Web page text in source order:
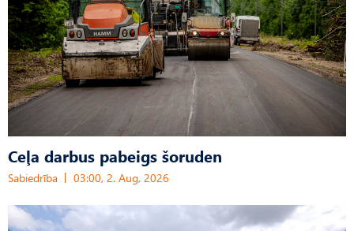
Ceļa darbus pabeigs šoruden
Sabiedrība 03:00, 2. Aug, 2026